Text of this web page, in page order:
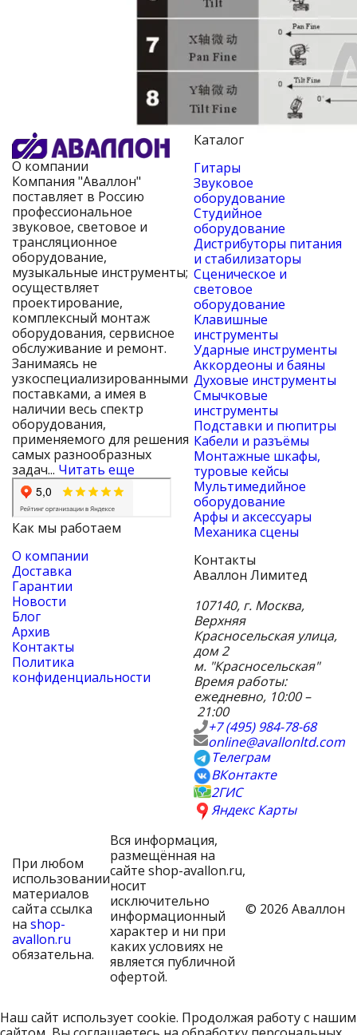
О компании
Компания "Аваллон"
поставляет в Россию
профессиональное
звуковое, световое и
трансляционное
оборудование,
музыкальные инструменты;
осуществляет
проектирование,
комплексный монтаж
оборудования, сервисное
обслуживание и ремонт.
Занимаясь не
узкоспециализированными
поставками, а имея в
наличии весь спектр
оборудования,
применяемого для решения
самых разнообразных
задач... Читать еще
Как мы работаем
О компании
Доставка
Гарантии
Новости
Блог
Архив
Контакты
Политика
конфиденциальности
Каталог
Гитары
Звуковое
оборудование
Студийное
оборудование
Дистрибуторы питания
и стабилизаторы
Сценическое и
световое
оборудование
Клавишные
инструменты
Ударные инструменты
Аккордеоны и баяны
Духовые инструменты
Смычковые
инструменты
Подставки и пюпитры
Кабели и разъёмы
Монтажные шкафы,
туровые кейсы
Мультимедийное
оборудование
Арфы и аксессуары
Механика сцены
Контакты
Аваллон Лимитед
107140, г. Москва,
Верхняя
Красносельская улица,
дом 2
м. "Красносельская"
Время работы:
ежедневно, 10:00 –
21:00
+7 (495) 984-78-68
online@avallonltd.com
Телеграм
ВКонтакте
2ГИС
Яндекс Карты
При любом
использовании
материалов
сайта ссылка
на shop-
avallon.ru
обязательна.
Вся информация,
размещённая на
сайте shop-avallon.ru,
носит
исключительно
информационный
характер и ни при
каких условиях не
является публичной
офертой.
© 2026 Аваллон
Наш сайт использует cookie. Продолжая работу с нашим